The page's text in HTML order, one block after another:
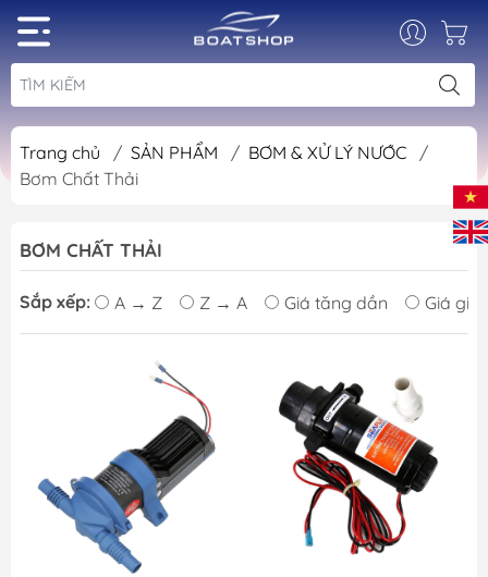
Trang chủ / SẢN PHẨM / BƠM & XỬ LÝ NƯỚC
/
Bơm Chất Thải
BƠM CHẤT THẢI
Sắp xếp: A → Z Z → A Giá tăng dần Giá